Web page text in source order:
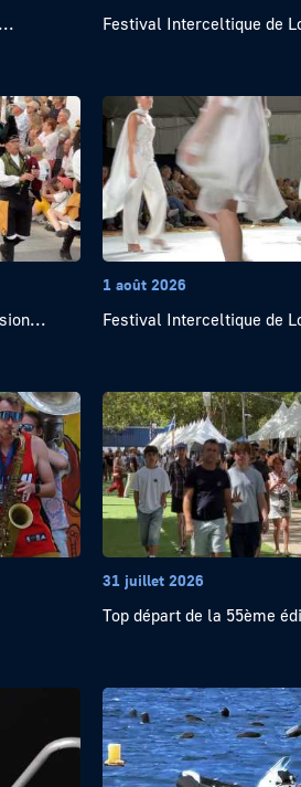
Festival Interceltique de
1 août 2026
Festival Interceltique de
31 juillet 2026
Top départ de la 55ème